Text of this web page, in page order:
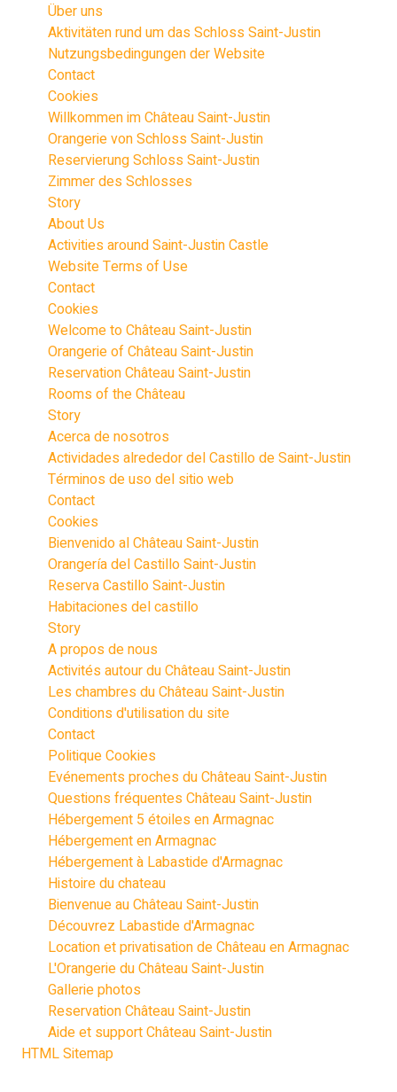
Über uns
Aktivitäten rund um das Schloss Saint-Justin
Nutzungsbedingungen der Website
Contact
Cookies
Willkommen im Château Saint-Justin
Orangerie von Schloss Saint-Justin
Reservierung Schloss Saint-Justin
Zimmer des Schlosses
Story
About Us
Activities around Saint-Justin Castle
Website Terms of Use
Contact
Cookies
Welcome to Château Saint-Justin
Orangerie of Château Saint-Justin
Reservation Château Saint-Justin
Rooms of the Château
Story
Acerca de nosotros
Actividades alrededor del Castillo de Saint-Justin
Términos de uso del sitio web
Contact
Cookies
Bienvenido al Château Saint-Justin
Orangería del Castillo Saint-Justin
Reserva Castillo Saint-Justin
Habitaciones del castillo
Story
A propos de nous
Activités autour du Château Saint-Justin
Les chambres du Château Saint-Justin
Conditions d'utilisation du site
Contact
Politique Cookies
Evénements proches du Château Saint-Justin
Questions fréquentes Château Saint-Justin
Hébergement 5 étoiles en Armagnac
Hébergement en Armagnac
Hébergement à Labastide d'Armagnac
Histoire du chateau
Bienvenue au Château Saint-Justin
Découvrez Labastide d'Armagnac
Location et privatisation de Château en Armagnac
L'Orangerie du Château Saint-Justin
Gallerie photos
Reservation Château Saint-Justin
Aide et support Château Saint-Justin
HTML Sitemap